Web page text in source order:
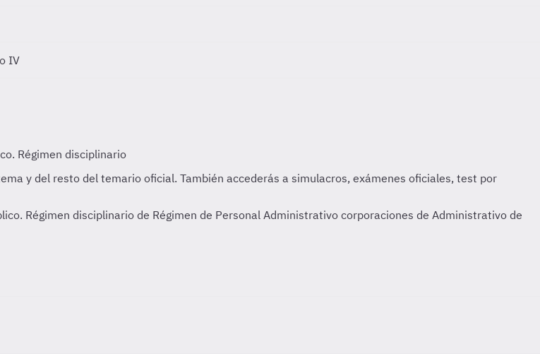
IV
Régimen disciplinario de Régimen de Personal Administrativo corporaciones de Administrativo de